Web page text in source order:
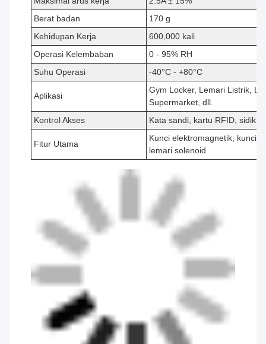
Berat badan
170 g
Kehidupan Kerja
600,000 kali
Operasi Kelembaban
0 - 95% RH
Suhu Operasi
-40°C - +80°C
Aplikasi
Gym Locker, Lemari Listrik,
Supermarket, dll.
Kontrol Akses
Kata sandi, kartu RFID, sidik
Fitur Utama
Kunci elektromagnetik, kunci
lemari solenoid